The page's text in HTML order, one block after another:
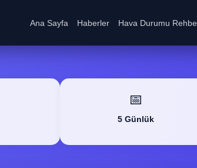
Ana Sayfa Haberler Hava Durumu
📅
5 Günlük